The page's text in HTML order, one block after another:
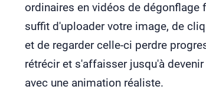
ordinaires en vidéos de dégonflage
suffit d'uploader votre image, de
et de regarder celle-ci perdre
rétrécir et s'affaisser jusqu'à
avec une animation réaliste.